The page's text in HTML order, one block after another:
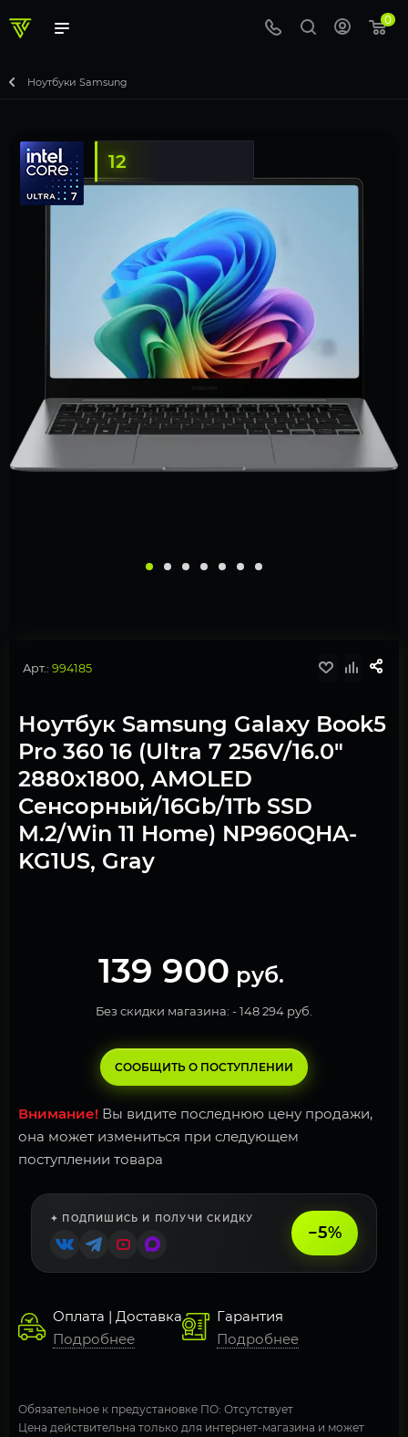
0
Ноутбуки Samsung
Арт.: 994185
Ноутбук Samsung Galaxy Book5
Pro 360 16 (Ultra 7 256V/16.0"
2880x1800, AMOLED
Сенсорный/16Gb/1Tb SSD
M.2/Win 11 Home) NP960QHA-
KG1US, Gray
139 900 руб.
Без скидки магазина: -148 294 руб.
СООБЩИТЬ О ПОСТУПЛЕНИИ
Внимание! Вы видите последнюю цену продажи,
она может измениться при следующем
поступлении товара
✦ ПОДПИШИСЬ И ПОЛУЧИ СКИДКУ
−5%
Оплата | Доставка
Подробнее
Гарантия
Подробнее
Обязательное к предустановке ПО: Отсутствует
Цена действительна только для интернет-магазина и может